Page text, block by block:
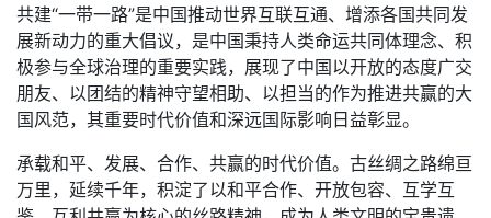
共建“一带一路”是中国推动世界互联互通、增添各国共同发
展新动力的重大倡议，是中国秉持人类命运共同体理念、积
极参与全球治理的重要实践，展现了中国以开放的态度广交
朋友、以团结的精神守望相助、以担当的作为推进共赢的大
国风范，其重要时代价值和深远国际影响日益彰显。
承载和平、发展、合作、共赢的时代价值。古丝绸之路绵亘
万里，延续千年，积淀了以和平合作、开放包容、互学互